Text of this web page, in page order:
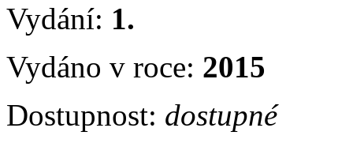
Vydání: 1.
Vydáno v roce: 2015
Dostupnost: dostupné